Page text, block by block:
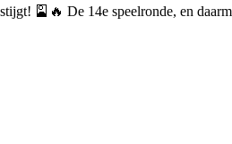
🎴🔥 De 14e speelronde, en